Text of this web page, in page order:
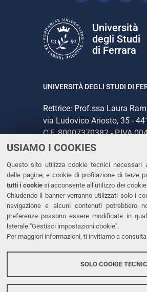
USIAMO I COOKIES
Questo sito utilizza cookie tecnici necessari
delle pagine, e cookie di profilazione di terze
tutti i cookiesi acconsente all’utilizzo dei
Chiudendo il banner verranno utilizzati solo i
navigazione e alcuni contenuti potrebbero
preferenze possono essere modificate in
laterale "Gestisci impostazioni cookie".
Per maggiori informazioni, ti invitiamo a
SOLO COOKIE
Università
degli Studi
di Ferrara
UNIVERSITÀ DEGLI STUDI DI
Rettrice: Prof.ssa Laura
via Ludovico Ariosto, 35 -
C.F. 80007370382 - P.IVA
CONTATTI
Tel. +39 0532 293111
Fax. +39 0532 293031
PEC
LINKS
Accessibilità
Protezione dati personali